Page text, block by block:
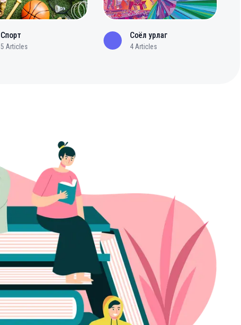
Спорт
5 Articles
Соёл урлаг
4 Articles